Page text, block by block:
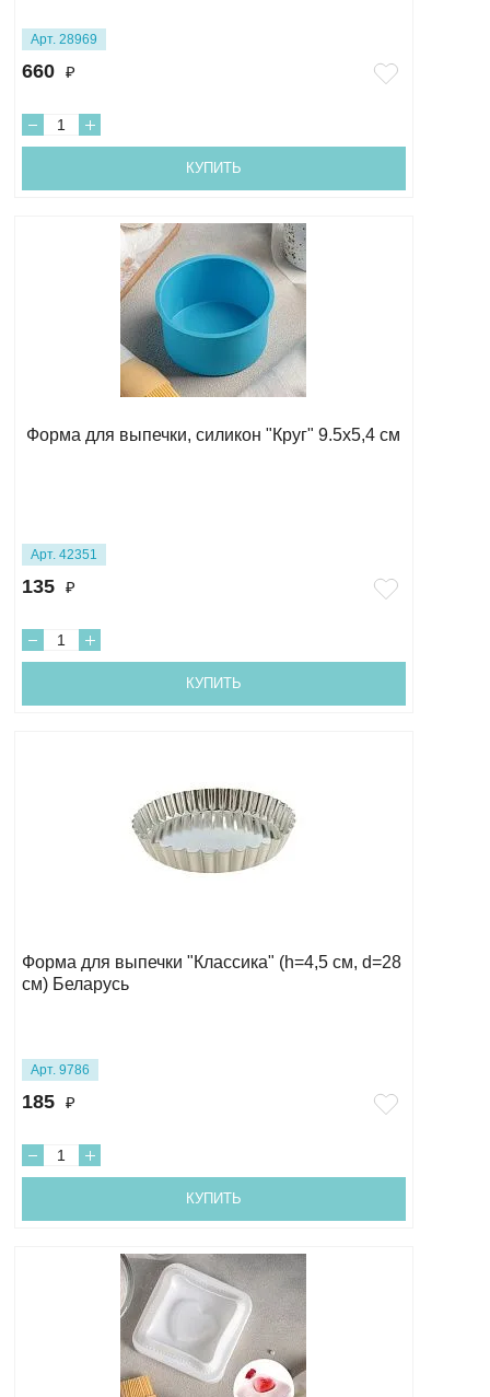
Арт. 28969
660 ₽
КУПИТЬ
Форма для выпечки, силикон "Круг" 9.5х5,4 см
Арт. 42351
135 ₽
КУПИТЬ
Форма для выпечки "Классика" (h=4,5 см, d=28
см) Беларусь
Арт. 9786
185 ₽
КУПИТЬ